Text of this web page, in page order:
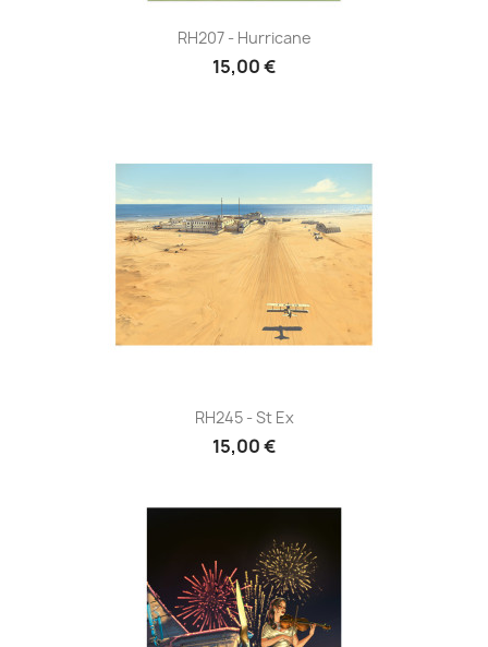
RH207 - Hurricane
15,00 €
RH245 - St Ex
15,00 €